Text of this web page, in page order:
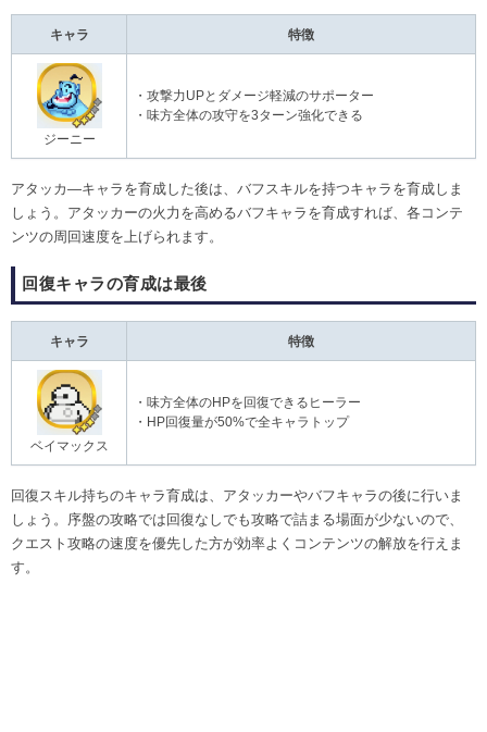
キャラ 特徴
ジーニー
・攻撃力UPとダメージ軽減のサポーター
・味方全体の攻守を3ターン強化できる
アタッカ―キャラを育成した後は、バフスキルを持つキャラを育成しま
しょう。アタッカーの火力を高めるバフキャラを育成すれば、各コンテ
ンツの周回速度を上げられます。
回復キャラの育成は最後
キャラ 特徴
ベイマックス
・味方全体のHPを回復できるヒーラー
・HP回復量が50%で全キャラトップ
回復スキル持ちのキャラ育成は、アタッカーやバフキャラの後に行いま
しょう。序盤の攻略では回復なしでも攻略で詰まる場面が少ないので、
クエスト攻略の速度を優先した方が効率よくコンテンツの解放を行えま
す。